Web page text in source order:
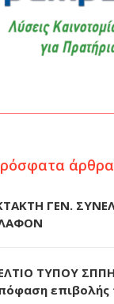
άρθρα
ΓΕΝ.
ΤΥΠΟΥ